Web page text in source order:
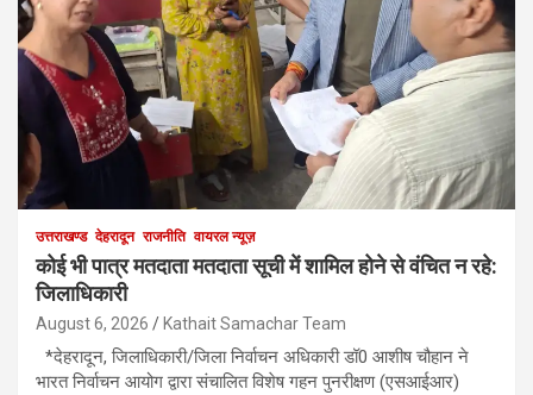
उत्तराखण्ड देहरादून राजनीति वायरल न्यूज़
कोई भी पात्र मतदाता मतदाता सूची में शामिल होने से वंचित न रहे:
जिलाधिकारी
August 6, 2026 Kathait Samachar Team
*देहरादून, जिलाधिकारी/जिला निर्वाचन अधिकारी डॉ0 आशीष चौहान ने
भारत निर्वाचन आयोग द्वारा संचालित विशेष गहन पुनरीक्षण (एसआईआर)